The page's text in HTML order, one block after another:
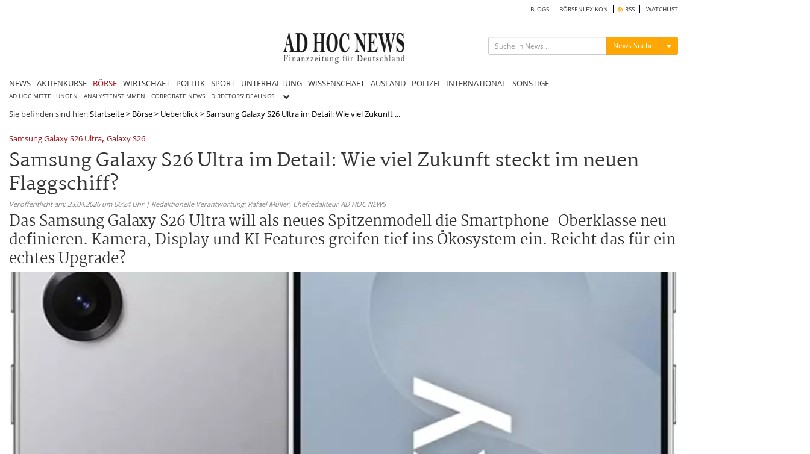
BLOGS BÖRSENLEXIKON RSS WATCHLIST
News Suche Menü ein-/ausblenden
NEWS AKTIENKURSE BÖRSE WIRTSCHAFT POLITIK SPORT UNTERHALTUNG WISSENSCHAFT AUSLAND POLIZEI INTERNATIONAL SONSTIGE
AD HOC MITTEILUNGEN ANALYSTENSTIMMEN CORPORATE NEWS DIRECTORS' DEALINGS
Sie befinden sind hier:Startseite> Börse> Ueberblick>Samsung Galaxy S26 Ultra im Detail: Wie viel Zukunft ...
Samsung Galaxy S26 Ultra, Galaxy S26
Samsung Galaxy S26 Ultra im Detail: Wie viel Zukunft steckt im neuen
Flaggschiff?
Veröffentlicht am: 23.04.2026 um 06:24 Uhr | Redaktionelle Verantwortung: Rafael Müller, Chefredakteur AD HOC NEWS
Das Samsung Galaxy S26 Ultra will als neues Spitzenmodell die Smartphone-Oberklasse neu
definieren. Kamera, Display und KI Features greifen tief ins Ökosystem ein. Reicht das für ein
echtes Upgrade?